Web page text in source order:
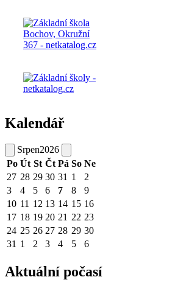
Kalendář
Srpen2026
Po Út St Čt Pá So Ne
27 28 29 30 31 1
2
3
4 5 6 7 8
9
10 11 12 13 14 15 16
17 18 19 20 21 22 23
24 25 26 27 28 29 30
31 1 2 3 4 5 6
Aktuální počasí